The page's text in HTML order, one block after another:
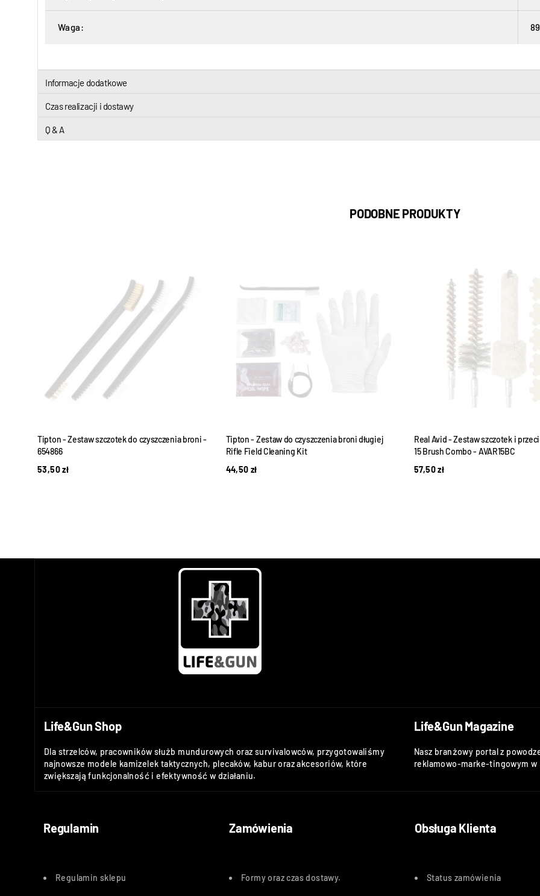
Waga:
Informacje dodatkowe
Czas realizacji i dostawy
Q & A
PODOBNE PRODUKTY
Tipton - Zestaw szczotek do czyszczenia broni -
654866
53,50zł
Tipton - Zestaw do czyszczenia broni długiej
Rifle Field Cleaning Kit
44,50 zł
Real Avid - Zestaw szczotek i
15 Brush Combo - AVAR15BC
57,50zł
Life&Gun Shop
Dla strzelców, pracowników służb mundurowych oraz survivalowców, przygotowaliśmy
najnowsze modele kamizelek taktycznych, plecaków, kabur oraz akcesoriów, które
zwiększają funkcjonalność i efektywność w działaniu.
Life&Gun Magazine
Nasz branżowy portal z
reklamowo-marke-tingowym
Regulamin Zamówienia Obsługa Klienta
Regulamin sklepu Formy oraz czas dostawy. Status zamówienia